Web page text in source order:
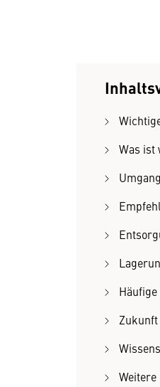
Was ist
Umgang